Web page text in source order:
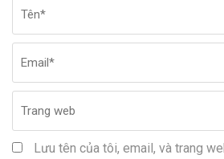
Lưu tên của tôi, email, và trang